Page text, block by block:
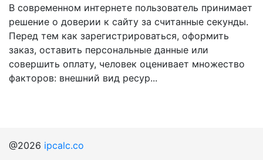
В современном интернете пользователь принимает
решение о доверии к сайту за считанные секунды.
Перед тем как зарегистрироваться, оформить
заказ, оставить персональные данные или
совершить оплату, человек оценивает множество
факторов: внешний вид ресур...
@2026 ipcalc.co